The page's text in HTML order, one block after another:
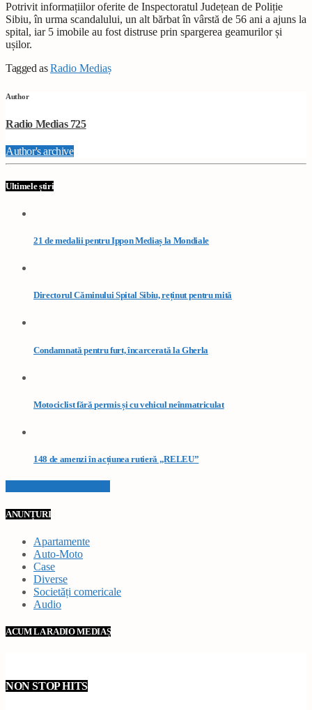
Potrivit informațiilor oferite de Inspectoratul Județean de Poliție
Sibiu, în urma scandalului, un alt bărbat în vârstă de 56 ani a ajuns la
spital, iar 5 imobile au fost distruse prin spargerea geamurilorși
ușilor.
Tagged asRadio Mediaș
Author
Radio Medias 725
Author's archive
Ultimele știri
21 de medalii pentru Ippon Mediaș la Mondiale
Directorul Căminului Spital Sibiu, reținut pentru mită
Condamnată pentru furt, încarcerată la Gherla
Motociclist fără permis și cu vehicul neînmatriculat
148 de amenzi în acțiunea rutieră „RELEU”
ANUNȚURI
Apartamente
Auto-Moto
Case
Diverse
Societăți comericale
Audio
ACUM LA RADIO MEDIAȘ
NON STOP HITS